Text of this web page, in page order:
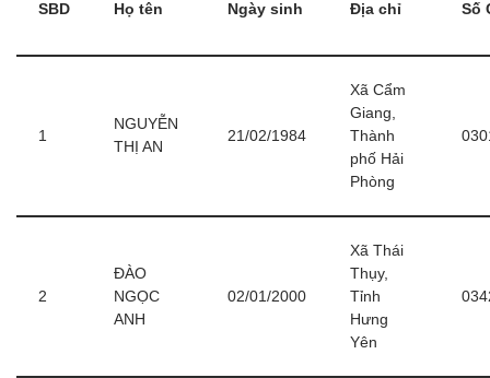
SBD Họ tên Ngày sinh Địa chỉ Số
1
NGUYỄN
THỊ AN
21/02/1984
Xã Cẩm
Giang,
Thành
phố Hải
Phòng
2
ĐÀO
NGỌC
ANH
02/01/2000
Xã Thái
Thụy,
Tỉnh
Hưng
Yên